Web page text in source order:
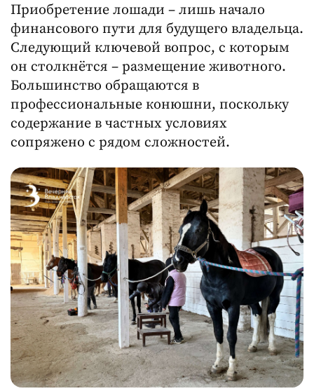
Приобретение лошади – лишь начало
финансового пути для будущего владельца.
Следующий ключевой вопрос, с которым
он столкнётся – размещение животного.
Большинство обращаются в
профессиональные конюшни, поскольку
содержание в частных условиях
сопряжено с рядом сложностей.